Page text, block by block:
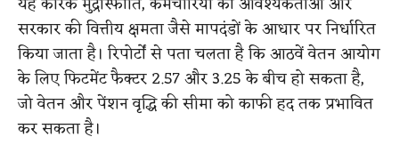
सरकार की वित्तीय क्षमता जैसे मापदंडों के आधार पर निर्धारित
किया जाता है। रिपोर्टों से पता चलता है कि आठवें वेतन आयोग
के लिए फिटमेंट फैक्टर 2.57 और 3.25 के बीच हो सकता है,
जो वेतन और पेंशन वृद्धि की सीमा को काफी हद तक प्रभावित
कर सकता है।